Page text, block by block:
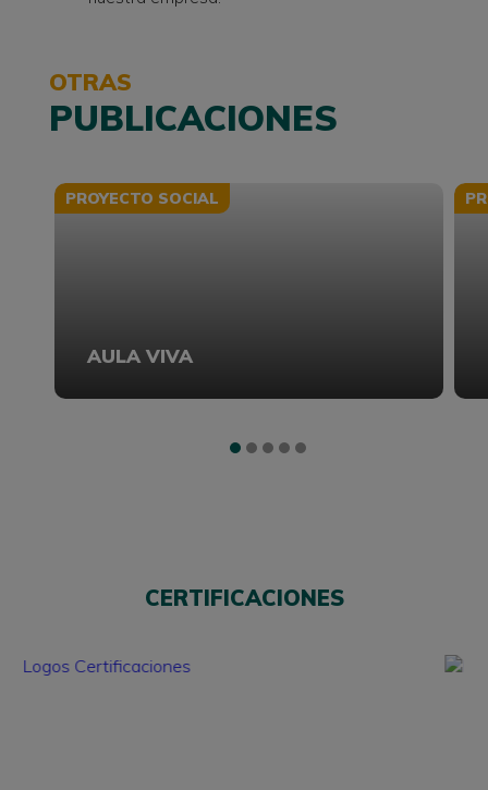
OTRAS
PUBLICACIONES
PROYECTO SOCIAL
AULA VIVA
CERTIFICACIONES